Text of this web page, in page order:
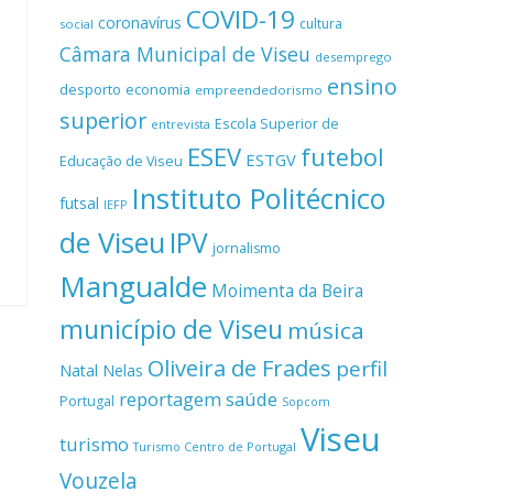
social coronavírus COVID-19 cultura
Câmara Municipal de Viseu desemprego
desporto economia empreendedorismo ensino
superior entrevista Escola Superior de
Educação de Viseu ESEV ESTGV futebol
futsal IEFP Instituto Politécnico
de Viseu IPV jornalismo
Mangualde Moimenta da Beira
município de Viseu música
Natal Nelas Oliveira de Frades perfil
Portugal reportagemsaúde Sopcom
turismo Turismo Centro de Portugal Viseu
Vouzela